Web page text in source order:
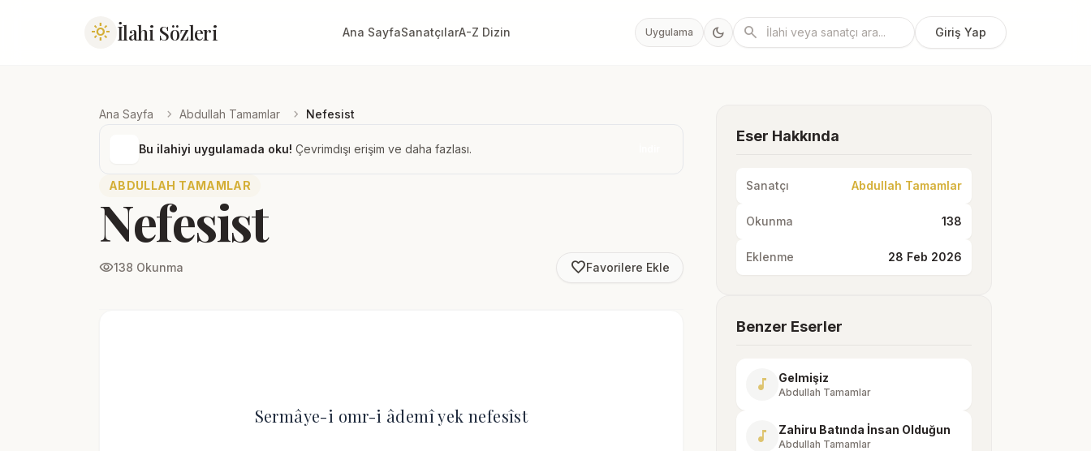
light_mode İlahi Sözleri Ana SayfaSanatçılarA-Z Dizin Uygulama dark_mode search Giriş Yap
Ana Sayfa chevron_right Abdullah Tamamlar chevron_right Nefesist
Bu ilahiyi uygulamada oku! Çevrimdışı erişim ve daha fazlası.
ABDULLAH TAMAMLAR
Nefesist
visibility138 Okunma favorite_borderFavorilere Ekle
Sermâye-i omr-i âdemî yek nefesîst
Eser Hakkında
Sanatçı Abdullah Tamamlar
Okunma 138
Eklenme 28 Feb 2026
Benzer Eserler
music_note Gelmişiz
Abdullah Tamamlar
music_note Zahiru Batında İnsan Olduğun
Abdullah Tamamlar